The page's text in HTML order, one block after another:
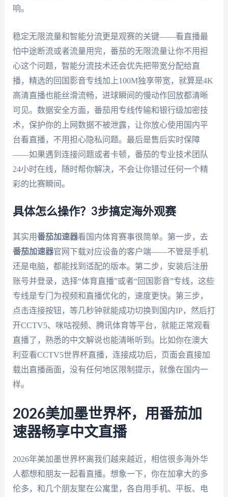
响。
稳定无限流量和智能分流更是观赛的关键——看直播最
怕中途断流或者流量用完，番茄的无限流量让你不用担
心这个问题，智能分流技术还会优先把带宽分配给直
播，精选的回国影音专线加上100M独享带宽，就算是4K
高清直播也能丝滑流畅，进球瞬间的慢动作回放都清晰
可见。数据安全方面，番茄用专线传输和银行级加密技
术，保护你的上网数据不被泄露，让你放心使用国内平
台看直播，不用担心隐私问题。最后是售后实时保障
——如果遇到连接问题或者卡顿，番茄的专业技术团队
24小时在线，随时帮你解决，不会让你错过任何一个精
彩的比赛瞬间。
具体怎么操作？3步搞定海外观赛
其实用番茄加速器看国内体育赛事很简单。第一步，去
番茄加速器官网下载对应设备的客户端——不管是手机
还是电脑，都能找到适配的版本。第二步，安装后注册
账号并登录，选择“体育直播”或者“回国影音”专线，这些
专线是专门为视频和直播优化的，速度更快。第三步，
点击连接按钮，等几秒钟就能成功切换到国内IP，然后打
开CCTV5、咪咕视频、腾讯体育等平台，就能正常观看
直播了，熟悉的中文解说也能清晰听到。比如你在澳大
利亚看CCTV5世界杯直播，连接成功后，页面会直接加
载出直播画面，没有任何地区限制提示，就像在国内一
样。
2026美加墨世界杯，用番茄加
速器畅享中文直播
2026年美加墨世界杯离我们越来越近，相信很多海外华
人都想和朋友一起看直播。想象一下，你在加拿大的多
伦多，和几个朋友聚在公寓里，各自用手机、平板、电